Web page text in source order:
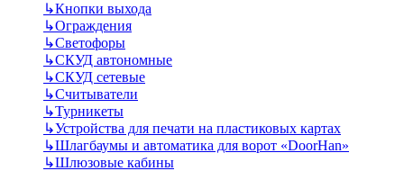
↳Кнопки выхода
↳Ограждения
↳Светофоры
↳СКУД автономные
↳СКУД сетевые
↳Считыватели
↳Турникеты
↳Устройства для печати на пластиковых картах
↳Шлагбаумы и автоматика для ворот «DoorHan»
↳Шлюзовые кабины